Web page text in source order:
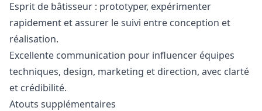
Esprit de bâtisseur : prototyper, expérimenter
rapidement et assurer le suivi entre conception et
réalisation.
Excellente communication pour influencer équipes
techniques, design, marketing et direction, avec clarté
et crédibilité.
Atouts supplémentaires